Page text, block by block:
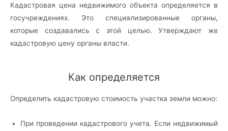
Кадастровая цена недвижимого объекта определяется в
госучреждениях. Это специализированные органы,
которые создавались с этой целью. Утверждают же
кадастровую цену органы власти.
Как определяется
Определить кадастровую стоимость участка земли можно:
При проведении кадастрового учета. Если недвижимый